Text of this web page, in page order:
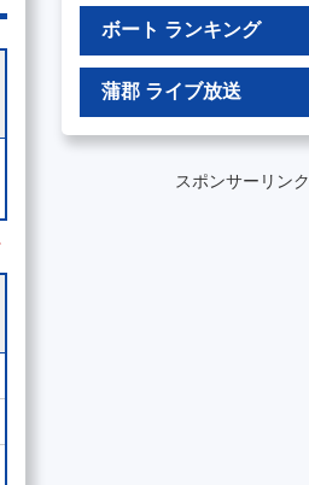
ボート ランキング
蒲郡 ライブ放送
スポンサーリンク